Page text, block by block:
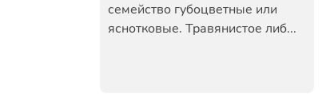
семейство губоцветные или
яснотковые. Травянистое либ...